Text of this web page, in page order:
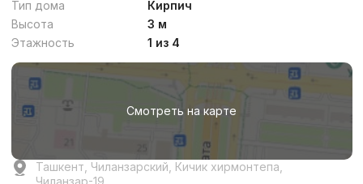
Тип дома
Кирпич
Высота
3 м
Этажность
1 из 4
Смотреть на карте
Ташкент, Чиланзарский, Кичик хирмонтепа,
Чиланзар-19